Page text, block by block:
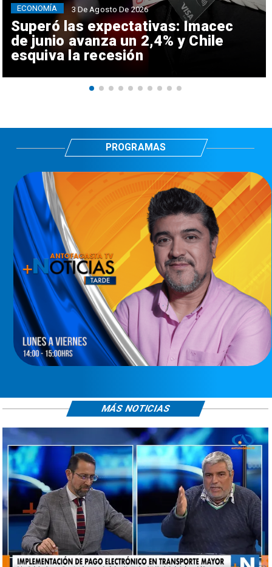
Superó las expectativas: Imacec
de junio avanza un 2,4% y Chile
esquiva la recesión
ECONOMÍA 3 De Agosto De 2026
PROGRAMAS
MÁS NOTICIAS